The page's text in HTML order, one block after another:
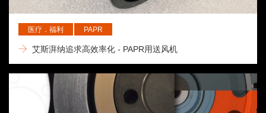
医疗．福利 PAPR
艾斯湃纳追求高效率化 - PAPR用送风机